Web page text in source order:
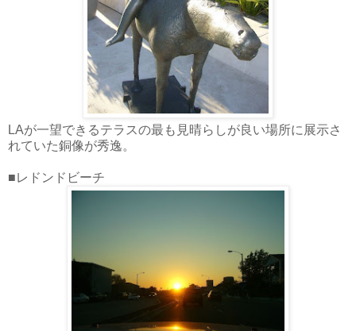
LAが一望できるテラスの最も見晴らしが良い場所に展示さ
れていた銅像が秀逸。
■レドンドビーチ